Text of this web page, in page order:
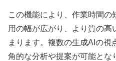
この機能により、作業時間
用の幅が広がり、より質の
まります。複数の生成AIの視
角的な分析や提案が可能とな